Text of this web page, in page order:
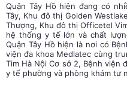
Quận Tây Hồ hiện đang có
Tây, Khu đô thị Golden
Thượng, Khu đô thị Officetel
hệ thống y tế lớn và chất
Quận Tây Hồ hiện là nơi có
viện đa khoa Medlatec cùng
Tim Hà Nội Cơ sở 2, Bệnh viện
y tế phường và phòng khám tư